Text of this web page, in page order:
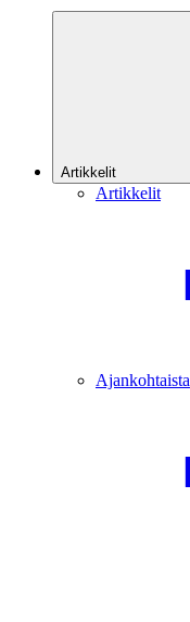
Artikkelit
Artikkelit
Ajankohtaista